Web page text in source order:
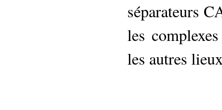
séparateurs
les
les autres